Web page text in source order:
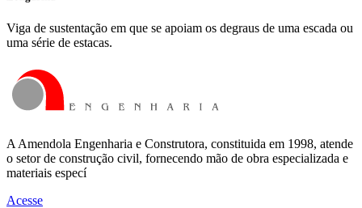
Viga de sustentação em que se apoiam os degraus de uma escada ou
uma série de estacas.
A Amendola Engenharia e Construtora, constituida em 1998, atende
o setor de construção civil, fornecendo mão de obra especializada e
materiais especí
Acesse